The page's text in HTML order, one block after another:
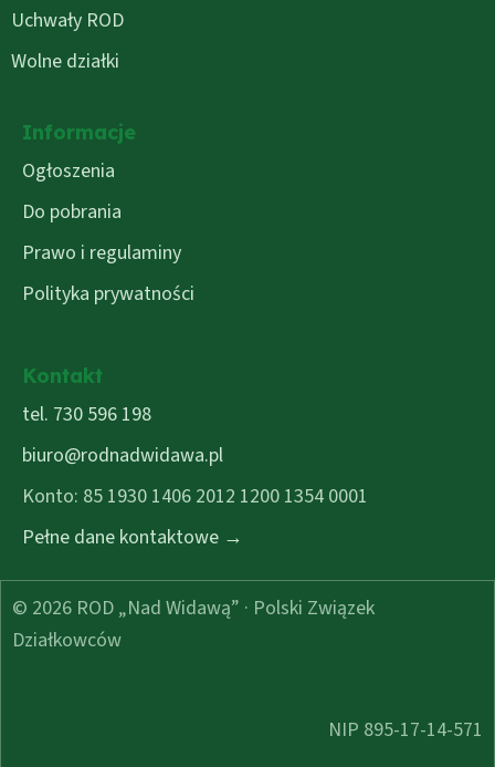
Uchwały ROD
Wolne działki
Informacje
Ogłoszenia
Do pobrania
Prawo i regulaminy
Polityka prywatności
Kontakt
tel. 730 596 198
biuro@rodnadwidawa.pl
Konto: 85 1930 1406 2012 1200 1354 0001
Pełne dane kontaktowe →
© 2026 ROD „Nad Widawą” · Polski Związek
Działkowców
NIP 895-17-14-571